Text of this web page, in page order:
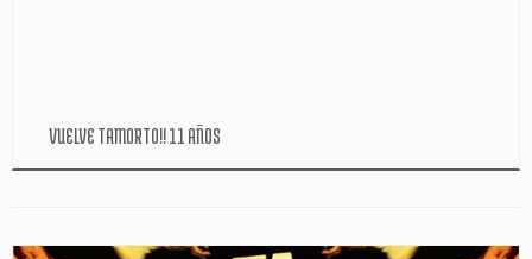
VUELVE TAMORTO!! 11 AÑOS